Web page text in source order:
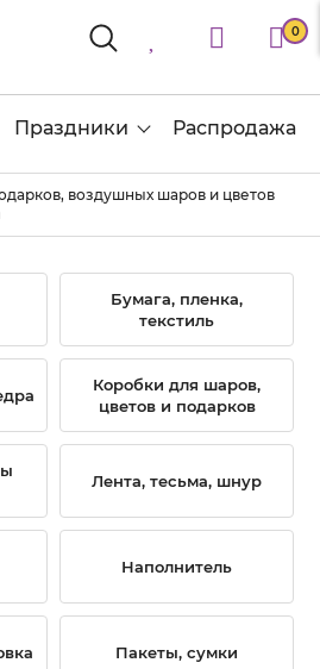
0
Праздники Распродажа
воздушных шаров и цветов
Бумага, пленка,
текстиль
Коробки для шаров,
цветов и подарков
Лента, тесьма, шнур
Наполнитель
Пакеты, сумки